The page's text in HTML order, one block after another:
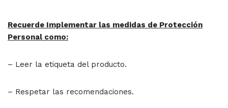
Recuerde Implementar las medidas de Protección
Personal como:
– Leer la etiqueta del producto.
– Respetar las recomendaciones.